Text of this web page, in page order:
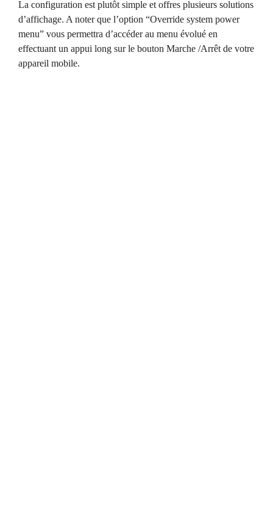
La configuration est plutôt simple et offres plusieurs solutions
d’affichage. A noter que l’option “Override system power
menu” vous permettra d’accéder au menu évolué en
effectuant un appui long sur le bouton Marche /Arrêt de votre
appareil mobile.